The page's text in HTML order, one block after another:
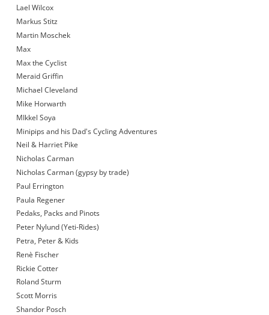
Lael Wilcox
Markus Stitz
Martin Moschek
Max
Max the Cyclist
Meraid Griffin
Michael Cleveland
Mike Horwarth
MIkkel Soya
Minipips and his Dad's Cycling Adventures
Neil & Harriet Pike
Nicholas Carman
Nicholas Carman (gypsy by trade)
Paul Errington
Paula Regener
Pedaks, Packs and Pinots
Peter Nylund (Yeti-Rides)
Petra, Peter & Kids
Renè Fischer
Rickie Cotter
Roland Sturm
Scott Morris
Shandor Posch